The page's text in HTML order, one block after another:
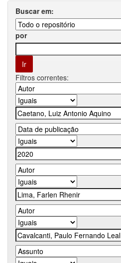
Buscar em:
por
Filtros correntes: